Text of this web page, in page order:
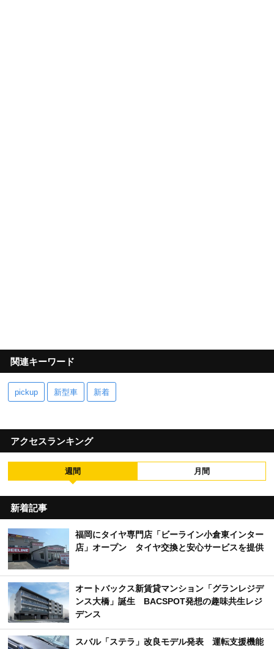
関連キーワード
pickup 新型車 新着
アクセスランキング
週間 月間
新着記事
福岡にタイヤ専門店「ビーライン小倉東インター
店」オープン タイヤ交換と安心サービスを提供
オートバックス新賃貸マンション「グランレジデ
ンス大橋」誕生 BACSPOT発想の趣味共生レジ
デンス
スバル「ステラ」改良モデル発表 運転支援機能